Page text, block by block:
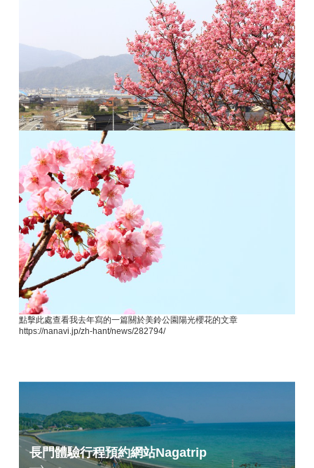
點擊此處查看我去年寫的一篇關於美鈴公園陽光櫻花的文章
https://nanavi.jp/zh-hant/news/282794/
長門體驗行程預約網站Nagatrip